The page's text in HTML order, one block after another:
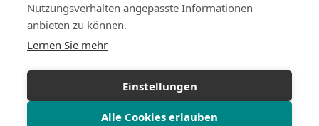
Nutzungsverhalten angepasste Informationen
anbieten zu können.
Lernen Sie mehr
Einstellungen
Alle Cookies erlauben
Karriere
Herstellerverzeichnis
Datenschutzerklärung
www.legionellen-
schnelltest.at